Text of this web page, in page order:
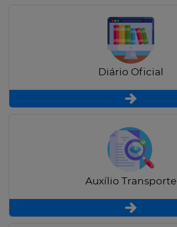
Diário Oficial
Auxílio Transporte